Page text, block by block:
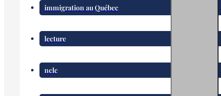
immigration au Québec
lecture
nclc